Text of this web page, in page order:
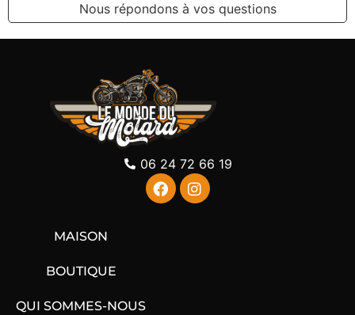
Nous répondons à vos questions
06 24 72 66 19
MAISON
BOUTIQUE
QUI SOMMES-NOUS